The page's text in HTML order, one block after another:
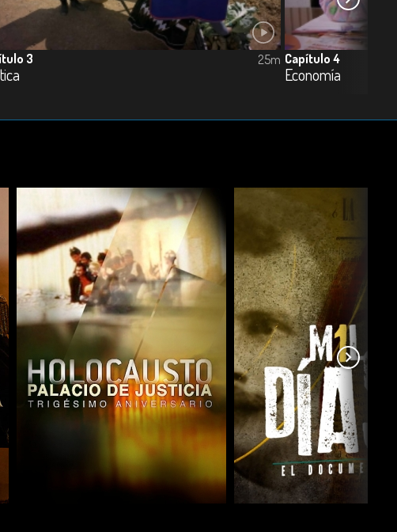
3 25m Capítulo 4
Economía
COMPARTIR COMPARTIR